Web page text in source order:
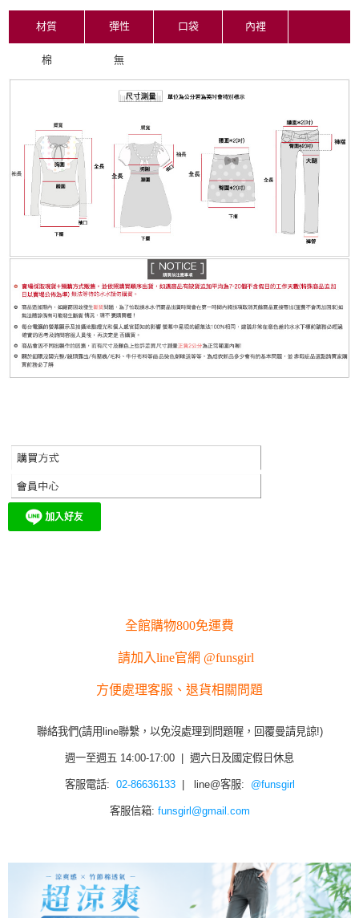
材質 彈性 口袋 內裡
棉 無
全館購物800免運費
請加入line官網 @funsgirl
方便處理客服、退貨相關問題
聯絡我們(請用line聯繫，以免沒處理到問題喔，回覆曼請見諒!)
週一至週五 14:00-17:00 | 週六日及國定假日休息
客服電話: 02-86636133| line@客服: @funsgirl
客服信箱: funsgirl@gmail.com